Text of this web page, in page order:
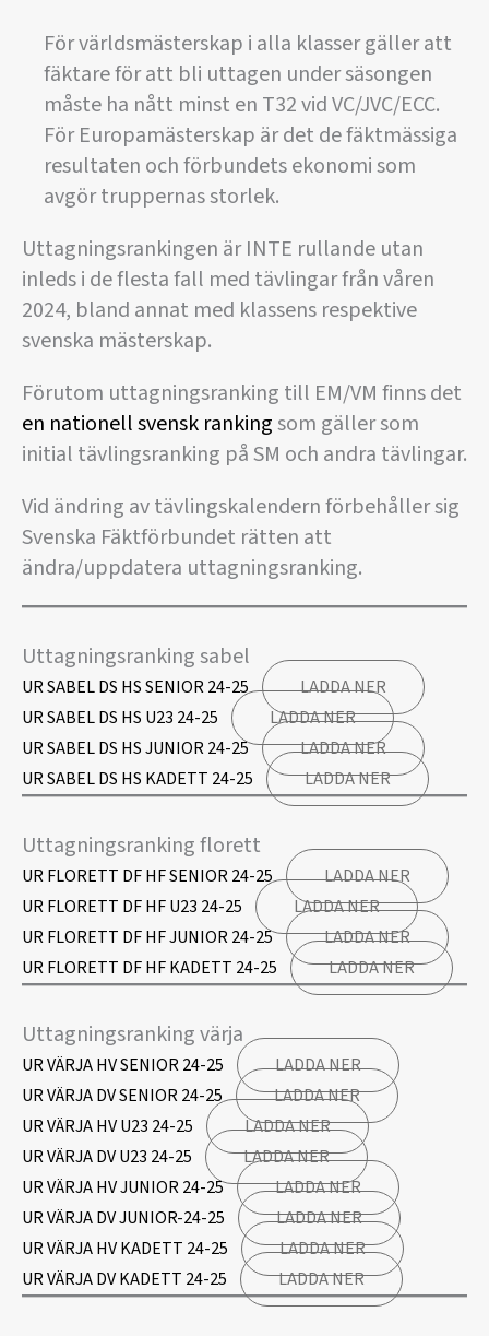
För världsmästerskap i alla klasser gäller att
fäktare för att bli uttagen under säsongen
måste ha nått minst en T32 vid VC/JVC/ECC.
För Europamästerskap är det de fäktmässiga
resultaten och förbundets ekonomi som
avgör truppernas storlek.
Uttagningsrankingen är INTE rullande utan
inleds i de flesta fall med tävlingar från våren
2024, bland annat med klassens respektive
svenska mästerskap.
Förutom uttagningsranking till EM/VM finns det
en nationell svensk rankingsom gäller som
initial tävlingsranking på SM och andra tävlingar.
Vid ändring av tävlingskalendern förbehåller sig
Svenska Fäktförbundet rätten att
ändra/uppdatera uttagningsranking.
Uttagningsranking sabel
UR SABEL DS HS SENIOR 24-25
LADDA NER
UR SABEL DS HS U23 24-25
LADDA NER
UR SABEL DS HS JUNIOR 24-25
LADDA NER
UR SABEL DS HS KADETT 24-25
LADDA NER
Uttagningsranking florett
UR FLORETT DF HF SENIOR 24-25
LADDA NER
UR FLORETT DF HF U23 24-25
LADDA NER
UR FLORETT DF HF JUNIOR 24-25
LADDA NER
UR FLORETT DF HF KADETT 24-25
LADDA NER
Uttagningsranking värja
UR VÄRJA HV SENIOR 24-25
LADDA NER
UR VÄRJA DV SENIOR 24-25
LADDA NER
UR VÄRJA HV U23 24-25
LADDA NER
UR VÄRJA DV U23 24-25
LADDA NER
UR VÄRJA HV JUNIOR 24-25
LADDA NER
UR VÄRJA DV JUNIOR-24-25
LADDA NER
UR VÄRJA HV KADETT 24-25
LADDA NER
UR VÄRJA DV KADETT 24-25
LADDA NER